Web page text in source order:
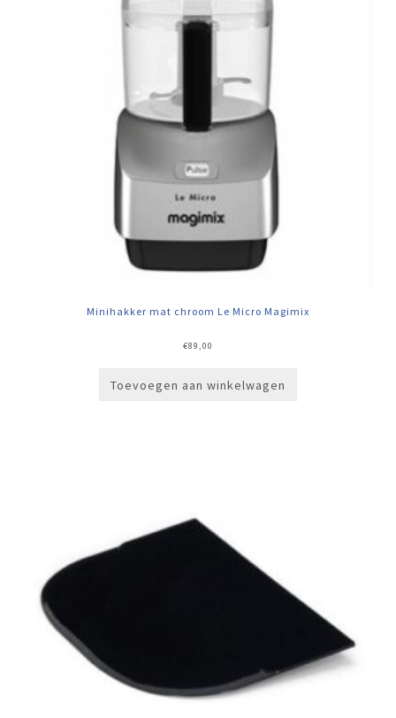
Minihakker mat chroom Le Micro Magimix
€89,00
Toevoegen aan winkelwagen